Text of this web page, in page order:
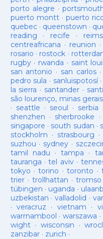
porto alegre ·
puerto montt· puerto
quebec· queenstown ·
reading · recife · reims
centreafricana · reunion ·
rosario · rostock ·
rugby· rwanda · saint
san antonio · san carlos·
pedro sula · sanluispotosí·
la sierra · santander ·
são lourenço, minas gerais
· seattle · seoul · serbia ·
shenzhen · sherbrooke ·
singapore · south sudan ·
stockholm · strasbourg ·
suzhou · sydney ·
tamil nadu ·tampa ·
tauranga ·tel aviv·
tokyo ·torino ·toronto ·
trier· trollhattan · tromso
tübingen · uganda ·
uzbekistan · valladolid ·
· veracruz · vietnam ·
warrnambool ·warszawa
wight· wisconsin ·
zanzibar· zurich ·